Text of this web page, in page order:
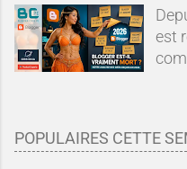
est
de
de
POPULAIRES CETTE